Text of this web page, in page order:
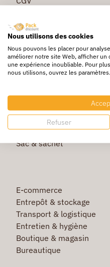
Commande rapide
Livraison
Pochette bulle & mousse
Papier bulle & rouleau
Adhésif & feuillard
Film étirable & palette bois
Sac & sachet
E-commerce
Entrepôt & stockage
Transport & logistique
Entretien & hygiène
Boutique & magasin
Bureautique
Nous utilisons des cookies
Nous pouvons les placer pour
améliorer notre site Web, afficher
une expérience inoubliable. Pour
nous utilisons, ouvrez les paramètres.
Refuser